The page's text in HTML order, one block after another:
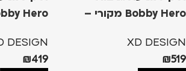
Bobby Hero מקורי –
XD DESIGN
₪519
DESIGN
₪419